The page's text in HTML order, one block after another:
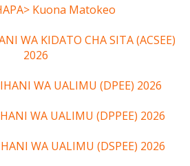
Kuona Matokeo
WA KIDATO CHA SITA (ACSEE)
2026
WA UALIMU (DPEE) 2026
WA UALIMU (DPPEE) 2026
WA UALIMU (DSPEE) 2026